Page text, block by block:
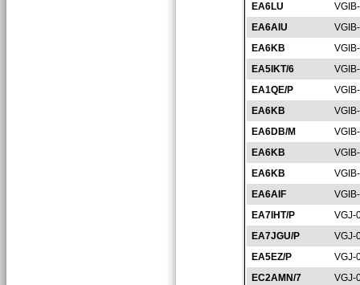
EA6LU
EA6AIU
EA6KB
EA5IKT/6
EA1QE/P
EA6KB
EA6DB/M
EA6KB
EA6KB
EA6AIF
EA7IHT/P
VGJ-
EA7JGU/P
VGJ-
EA5EZ/P
VGJ-
EC2AMN/7
VGJ-